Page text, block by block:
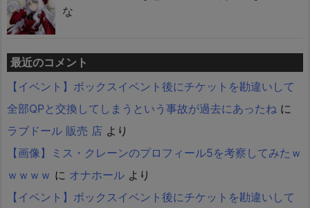
な
最近のコメント
【イベント】ボックスイベント後にチケットを勘違いして
全部QPと交換してしまうという事故が過去にあったね に
ラブドール 販売 店 より
【画像】ミス・クレーンのプロフィール5を考察してみたｗ
ｗｗｗｗ に オナホール より
【イベント】ボックスイベント後にチケットを勘違いして